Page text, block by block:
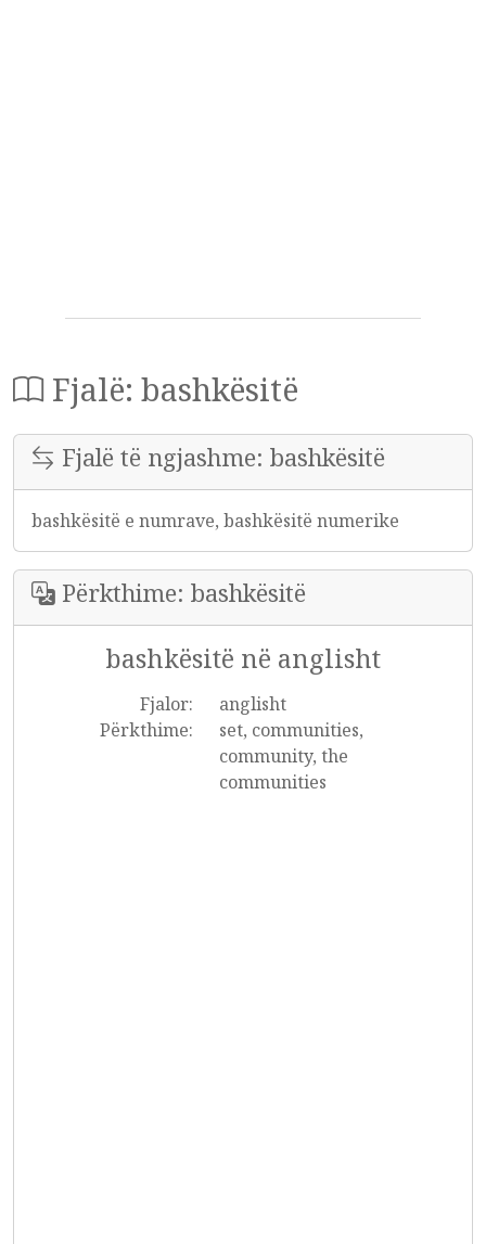
Fjalë: bashkësitë
Fjalë të ngjashme: bashkësitë
bashkësitë e numrave, bashkësitë numerike
Përkthime: bashkësitë
bashkësitë në anglisht
Fjalor:
anglisht
Përkthime:
set, communities,
community, the
communities